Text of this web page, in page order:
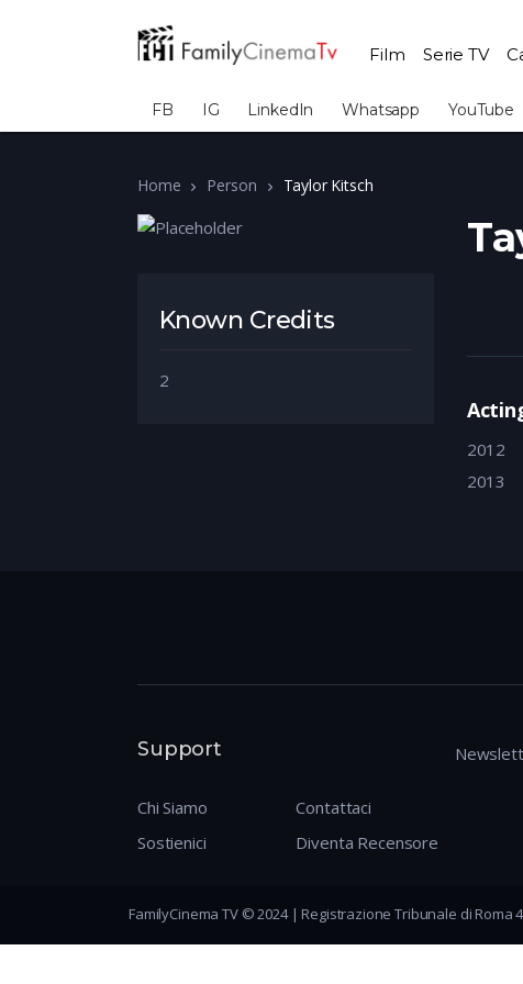
Film Serie TV
FB IG LinkedIn Whatsapp YouTube
Home Person Taylor Kitsch
Known Credits
2
2012
2013
Support
Chi Siamo
Sostienici
Contattaci
Diventa Recensore
FamilyCinema TV © 2024 | Registrazione Tribunale di